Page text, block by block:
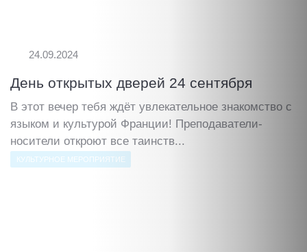
24.09.2024
День открытых дверей 24 сентября
В этот вечер тебя ждёт увлекательное знакомство с
языком и культурой Франции! Преподаватели-
носители откроют все таинств...
КУЛЬТУРНОЕ МЕРОПРИЯТИЕ